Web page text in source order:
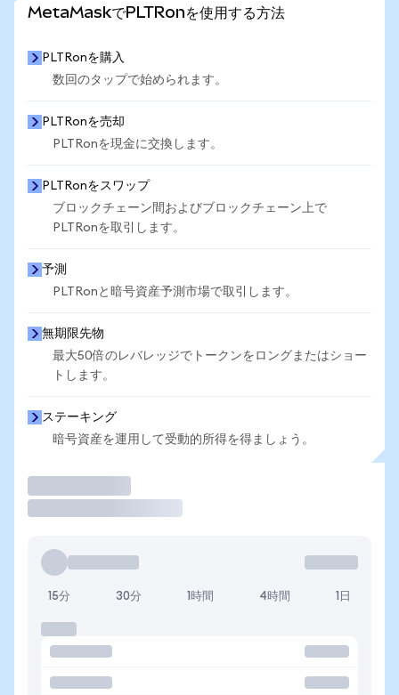
MetaMaskでPLTRonを使用する方法
PLTRonを購入
数回のタップで始められます。
PLTRonを売却
PLTRonを現金に交換します。
PLTRonをスワップ
ブロックチェーン間およびブロックチェーン上で
PLTRonを取引します。
予測
PLTRonと暗号資産予測市場で取引します。
無期限先物
最大50倍のレバレッジでトークンをロングまたはショー
トします。
ステーキング
暗号資産を運用して受動的所得を得ましょう。
15分 30分 1時間 4時間 1日